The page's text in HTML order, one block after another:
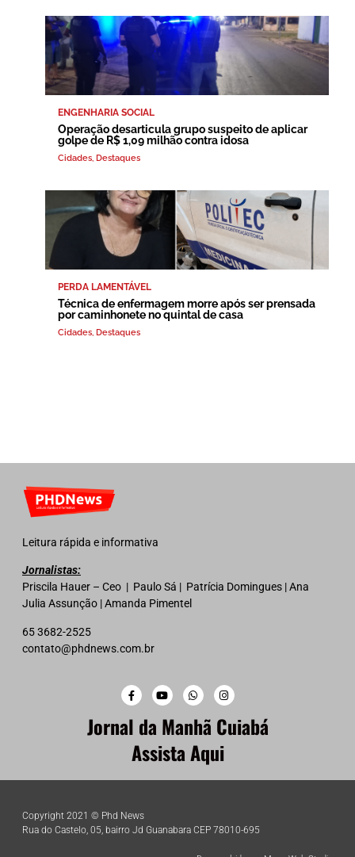
ENGENHARIA SOCIAL
Operação desarticula grupo suspeito de aplicar
golpe de R$ 1,09 milhão contra idosa
Cidades, Destaques
PERDA LAMENTÁVEL
Técnica de enfermagem morre após ser prensada
por caminhonete no quintal de casa
Cidades, Destaques
Leitura rápida e informativa
Jornalistas:
Priscila Hauer – Ceo | Paulo Sá | Patrícia Domingues | Ana
Julia Assunção | Amanda Pimentel
65 3682-2525
contato@phdnews.com.br
Jornal da Manhã Cuiabá
Assista Aqui
Copyright 2021 © Phd News
Rua do Castelo, 05, bairro Jd Guanabara CEP 78010-695